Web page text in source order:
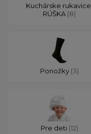
Kuchárske rukavice,
RÚŠKA (8)
Ponožky (3)
Pre deti (12)